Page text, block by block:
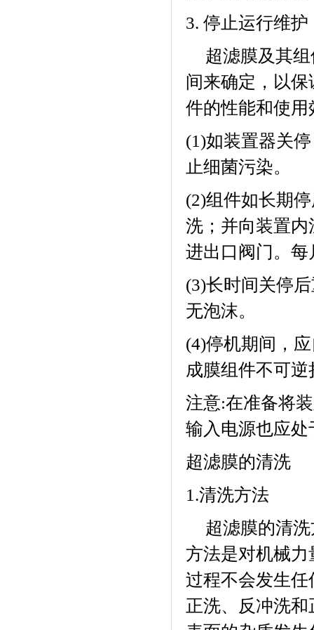
3. 停止运行维护
超滤膜及其
间来确定，以
件的性能和使用
(1)如装置器关
止细菌污染。
(2)组件如长期
洗；并向装置内
进出口阀门。
(3)长时间关停
无泡沫。
(4)停机期间，
成膜组件不可逆
注意:在准备将
输入电源也应
超滤膜的清洗
1.清洗方法
超滤膜的清
方法是对机械
过程不会发生
正洗、反冲洗